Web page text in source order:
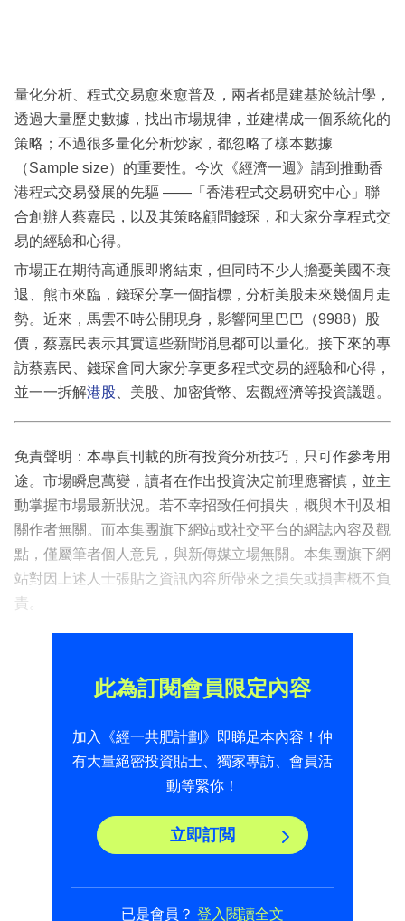
區
量化分析、程式交易愈來愈普及，兩者都是建基於統計學，
透過大量歷史數據，找出市場規律，並建構成一個系統化的
策略；不過很多量化分析炒家，都忽略了樣本數據
（Sample size）的重要性。今次《經濟一週》請到推動香
港程式交易發展的先驅 ——「香港程式交易研究中心」聯
合創辦人蔡嘉民，以及其策略顧問錢琛，和大家分享程式交
易的經驗和心得。
市場正在期待高通脹即將結束，但同時不少人擔憂美國不衰
退、熊市來臨，錢琛分享一個指標，分析美股未來幾個月走
勢。近來，馬雲不時公開現身，影響阿里巴巴（9988）股
價，蔡嘉民表示其實這些新聞消息都可以量化。接下來的專
訪蔡嘉民、錢琛會同大家分享更多程式交易的經驗和心得，
並一一拆解港股 、美股、加密貨幣、宏觀經濟等投資議題。
免責聲明：本專頁刊載的所有投資分析技巧，只可作參考用
途。市場瞬息萬變，讀者在作出投資決定前理應審慎，並主
動掌握市場最新狀況。若不幸招致任何損失，概與本刊及相
關作者無關。而本集團旗下網站或社交平台的網誌內容及觀
點，僅屬筆者個人意見，與新傳媒立場無關。本集團旗下網
站對因上述人士張貼之資訊內容所帶來之損失或損害概不負
責。
此為訂閱會員限定內容
加入《經一共肥計劃》即睇足本內容！仲
有大量絕密投資貼士、獨家專訪、會員活
動等緊你！
立即訂閲
已是會員？ 登入閱讀全文